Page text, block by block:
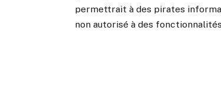
permettrait à des pirates
non autorisé à des